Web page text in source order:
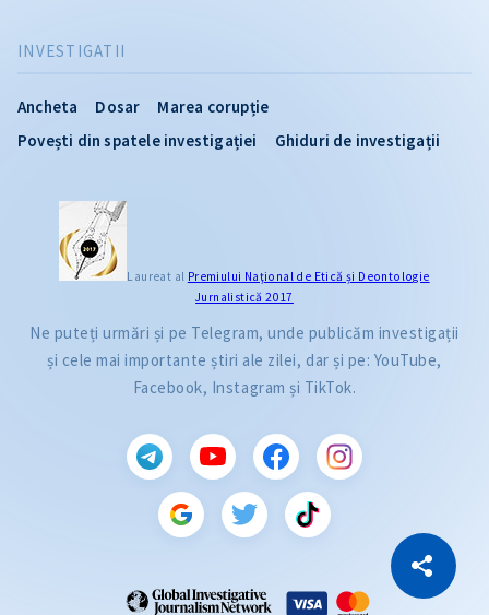
Copiază Link
INVESTIGATII
Ancheta Dosar
Marea corupție
Povești din spatele investigației
Ghiduri de investigații
Laureat al Premiului Naţional de Etică și Deontologie
Jurnalistică 2017
Ne puteți urmări și pe Telegram, unde publicăm investigații
și cele mai importante știri ale zilei, dar și pe: YouTube,
Facebook, Instagram și TikTok.